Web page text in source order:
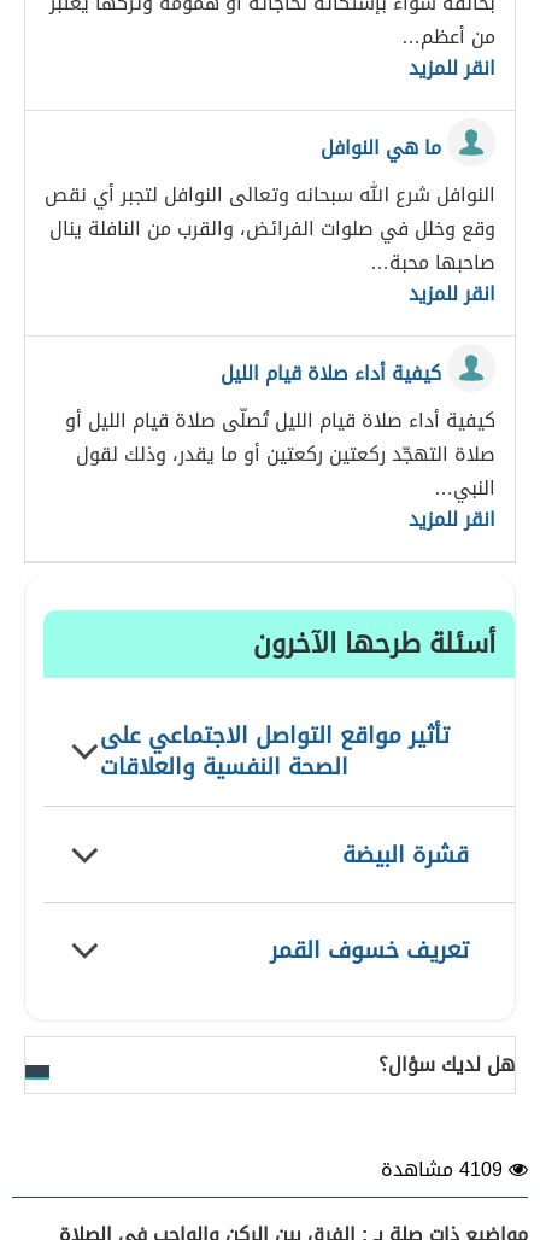
من أعظم…
انقر للمزيد
ما هي النوافل
النوافل شرع الله سبحانه وتعالى النوافل لتجبر أي نقص
وقع وخلل في صلوات الفرائض، والقرب من النافلة ينال
صاحبها محبة…
انقر للمزيد
كيفية أداء صلاة قيام الليل
كيفية أداء صلاة قيام الليل تُصلّى صلاة قيام الليل أو
صلاة التهجّد ركعتين ركعتين أو ما يقدر، وذلك لقول
النبي…
انقر للمزيد
أسئلة طرحها الآخرون
تأثير مواقع التواصل الاجتماعي على
الصحة النفسية والعلاقات
قشرة البيضة
تعريف خسوف القمر
هل لديك سؤال؟